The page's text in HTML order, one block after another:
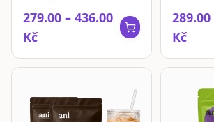
jemnou chuť Arabiky s
extrakty adaptogenních bylin.
279.00 – 436.00
Kč
289.00
Kč